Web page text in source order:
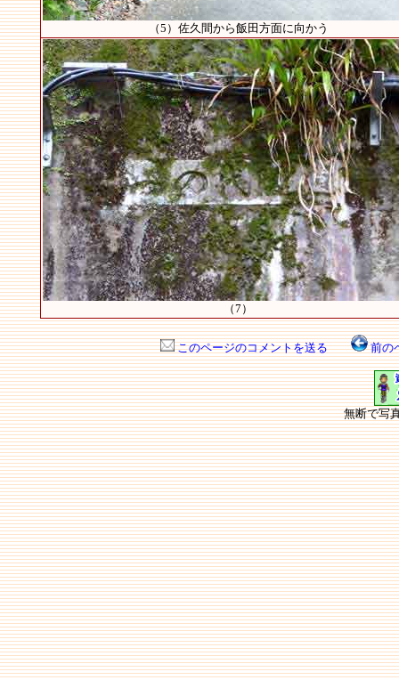
（5）佐久間から飯田方面に向かう
（7）
このページのコメントを送る 前の
無断で写